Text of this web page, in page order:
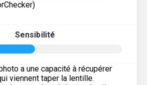
Sensibilité
a une capacité à récupérer
viennent taper la lentille.